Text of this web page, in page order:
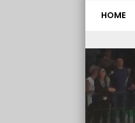
HOME